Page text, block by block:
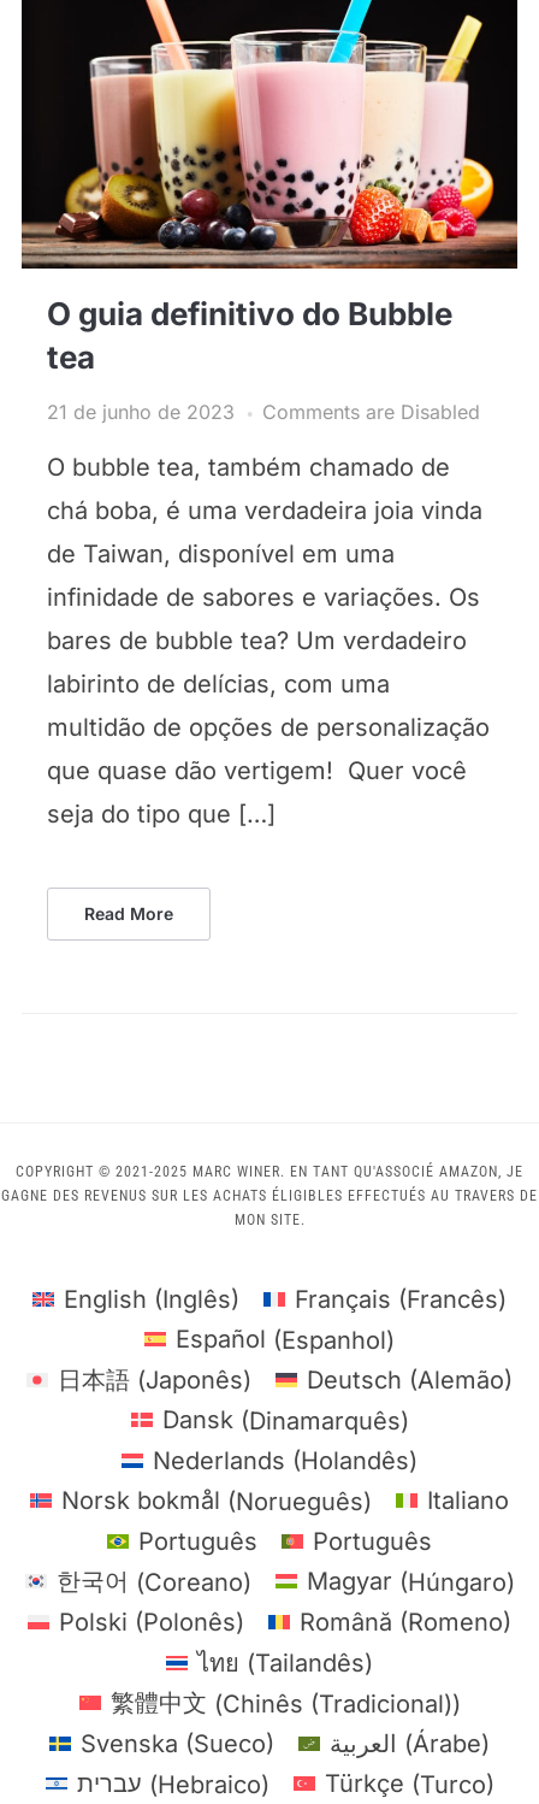
O guia definitivo do Bubble
tea
21 de junho de 2023 Comments are Disabled
O bubble tea, também chamado de
chá boba, é uma verdadeira joia vinda
de Taiwan, disponível em uma
infinidade de sabores e variações. Os
bares de bubble tea? Um verdadeiro
labirinto de delícias, com uma
multidão de opções de personalização
que quase dão vertigem! Quer você
seja do tipo que […]
Read More
COPYRIGHT © 2021-2025 MARC WINER. EN TANT QU'ASSOCIÉ AMAZON, JE
GAGNE DES REVENUS SUR LES ACHATS ÉLIGIBLES EFFECTUÉS AU TRAVERS DE
MON SITE.
English (Inglês) Français (Francês)
Español (Espanhol)
日本語 (Japonês) Deutsch (Alemão)
Dansk(Dinamarquês)
Nederlands (Holandês)
Norsk bokmål (Norueguês)
Italiano
Português
Português
한국어 (Coreano) Magyar (Húngaro)
Polski (Polonês) Română (Romeno)
ไทย (Tailandês)
繁體中文 (Chinês (Tradicional))
Svenska (Sueco) العربية (Árabe)
עברית (Hebraico) Türkçe (Turco)